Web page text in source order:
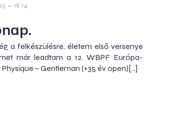
- 18:14
a felkészülésre, életem első versenye
már leadtam a 12. WBPF Európa-
– Gentleman (+35 év open)[…]